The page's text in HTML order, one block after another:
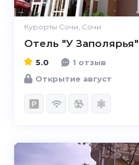
Курорты Сочи, Сочи
Отель "У Заполярья"
5.0
1 отзыв
Открытие август